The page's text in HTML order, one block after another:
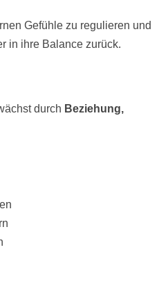
Gefühle zu regulieren und
in ihre Balance zurück.
durch Beziehung,